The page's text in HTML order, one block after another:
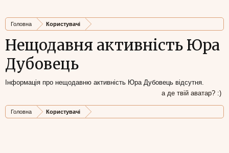
Головна Користувачі
Нещодавня активність Юра
Дубовець
Інформація про нещодавню активність Юра Дубовець відсутня.
а де твій аватар? :)
Головна Користувачі